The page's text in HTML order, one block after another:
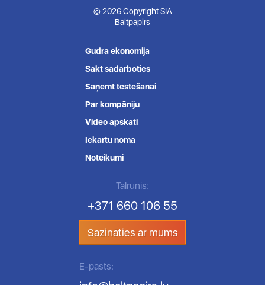
© 2026 Copyright SIA
Baltpapirs
Gudra ekonomija
Sākt sadarboties
Saņemt testēšanai
Par kompāniju
Video apskati
Iekārtu noma
Noteikumi
Tālrunis:
+371 660 106 55
Sazināties ar mums
E-pasts: